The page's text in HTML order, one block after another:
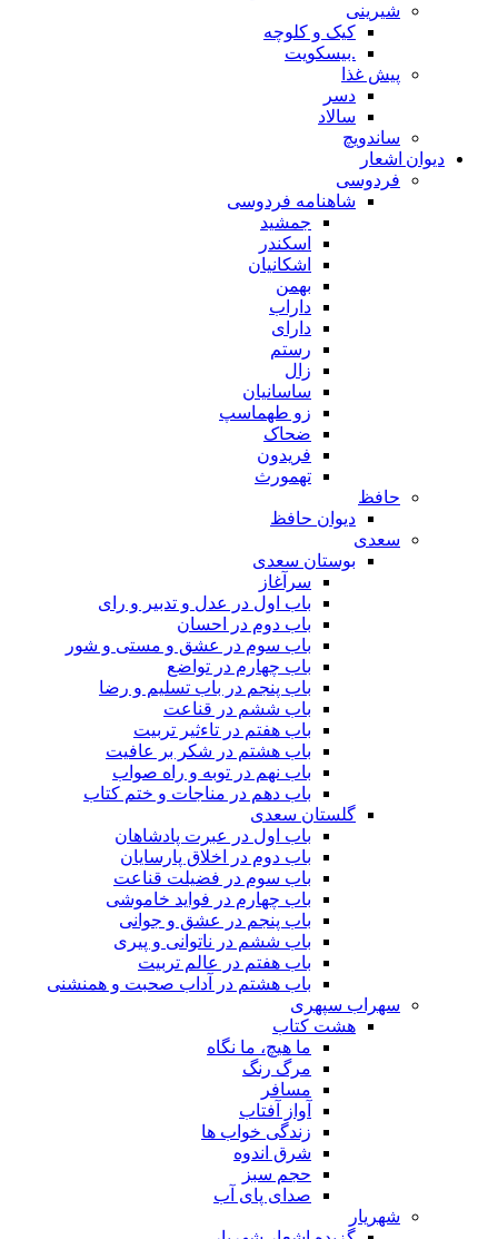
شیرینی
کیک و کلوچه
.بیسکویت
پیش غذا
دسر
سالاد
ساندویچ
دیوان اشعار
فردوسی
شاهنامه فردوسی
جمشید
اسکندر
اشکانیان
بهمن
داراب
دارای
رستم
زال
ساسانیان
زو طهماسپ‏
ضحاک
فریدون
تهمورث
حافظ
دیوان حافظ
سعدی
بوستان سعدی
سرآغاز
باب اول در عدل و تدبیر و رای
باب دوم در احسان
باب سوم در عشق و مستی و شور
باب چهارم در تواضع
باب پنجم در باب تسلیم و رضا
باب ششم در قناعت
باب هفتم در تاءثیر تربیت
باب هشتم در شکر بر عافیت
باب نهم در توبه و راه صواب
باب دهم در مناجات و ختم کتاب
گلستان سعدی
باب اول در عبرت پادشاهان
باب دوم در اخلاق پارسایان
باب سوم در فضیلت قناعت
باب چهارم در فواید خاموشى
باب پنجم در عشق و جوانى
باب ششم در ناتوانى و پیرى
باب هفتم در عالم تربیت
باب هشتم در آداب صحبت و همنشنى
سهراب سپهری
هشت کتاب
ما هیچ، ما نگاه
مرگ رنگ
مسافر
آواز آفتاب
زندگی خواب ها
شرق اندوه
حجم سبز
صدای پای آب
شهریار